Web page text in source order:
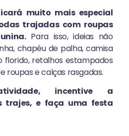
muito mais especial
trajadas com roupas
Para isso, ideias não
chapéu de palha, camisa
florido, retalhos estampados
roupas e calças rasgadas.
incentive a
trajes, e faça uma festa